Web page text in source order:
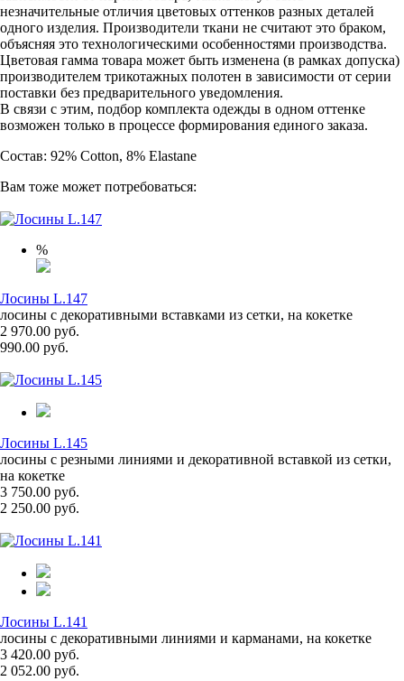
незначительные отличия цветовых оттенков разных деталей
одного изделия. Производители ткани не считают это браком,
объясняя это технологическими особенностями производства.
Цветовая гамма товара может быть изменена (в рамках допуска)
производителем трикотажных полотен в зависимости от серии
поставки без предварительного уведомления.
В связи с этим, подбор комплекта одежды в одном оттенке
возможен только в процессе формирования единого заказа.
Состав: 92% Cotton, 8% Elastane
Вам тоже может потребоваться:
%
Лосины L.147
лосины с декоративными вставками из сетки, на кокетке
2 970.00 руб.
990.00 руб.
Лосины L.145
лосины с резными линиями и декоративной вставкой из сетки,
на кокетке
3 750.00 руб.
2 250.00 руб.
Лосины L.141
лосины с декоративными линиями и карманами, на кокетке
3 420.00 руб.
2 052.00 руб.